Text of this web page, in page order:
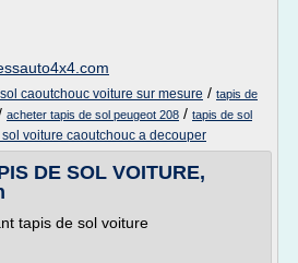
caoutchouc voiture sur mesure / tapis de
acheter tapis de sol peugeot 208 / tapis de sol
voiture caoutchouc a decouper
DE SOL VOITURE,
tapis de sol voiture